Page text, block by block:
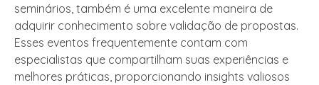
seminários, também é uma excelente maneira de
adquirir conhecimento sobre validação de propostas.
Esses eventos frequentemente contam com
especialistas que compartilham suas experiências e
melhores práticas, proporcionando insights valiosos